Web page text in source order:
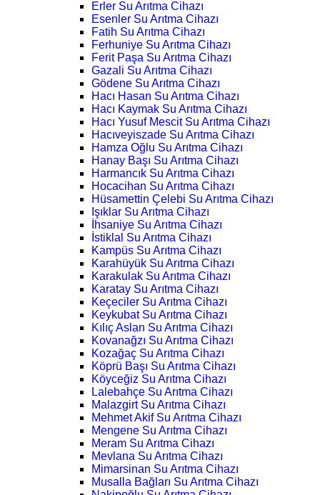
Erler Su Arıtma Cihazı
Esenler Su Arıtma Cihazı
Fatih Su Arıtma Cihazı
Ferhuniye Su Arıtma Cihazı
Ferit Paşa Su Arıtma Cihazı
Gazali Su Arıtma Cihazı
Gödene Su Arıtma Cihazı
Hacı Hasan Su Arıtma Cihazı
Hacı Kaymak Su Arıtma Cihazı
Hacı Yusuf Mescit Su Arıtma Cihazı
Hacıveyiszade Su Arıtma Cihazı
Hamza Oğlu Su Arıtma Cihazı
Hanay Başı Su Arıtma Cihazı
Harmancık Su Arıtma Cihazı
Hocacihan Su Arıtma Cihazı
Hüsamettin Çelebi Su Arıtma Cihazı
Işıklar Su Arıtma Cihazı
İhsaniye Su Arıtma Cihazı
İstiklal Su Arıtma Cihazı
Kampüs Su Arıtma Cihazı
Karahüyük Su Arıtma Cihazı
Karakulak Su Arıtma Cihazı
Karatay Su Arıtma Cihazı
Keçeciler Su Arıtma Cihazı
Keykubat Su Arıtma Cihazı
Kılıç Aslan Su Arıtma Cihazı
Kovanağzı Su Arıtma Cihazı
Kozağaç Su Arıtma Cihazı
Köprü Başı Su Arıtma Cihazı
Köyceğiz Su Arıtma Cihazı
Lalebahçe Su Arıtma Cihazı
Malazgirt Su Arıtma Cihazı
Mehmet Akif Su Arıtma Cihazı
Mengene Su Arıtma Cihazı
Meram Su Arıtma Cihazı
Mevlana Su Arıtma Cihazı
Mimarsinan Su Arıtma Cihazı
Musalla Bağları Su Arıtma Cihazı